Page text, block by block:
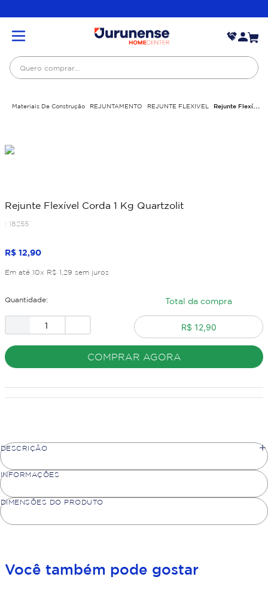
Quero comprar...
Materiais De Construção REJUNTAMENTO REJUNTE FLEXIVEL Rejunte Flexível
Rejunte Flexível Corda 1 Kg Quartzolit
: 18255
R$ 12,90
Em até 10x R$ 1 29 sem juros
Quantidade: Total da compra
R$ 12,90
COMPRAR AGORA
DESCRIÇÃO
INFORMAÇÕES
DIMENSÕES DO PRODUTO
Você também pode gostar